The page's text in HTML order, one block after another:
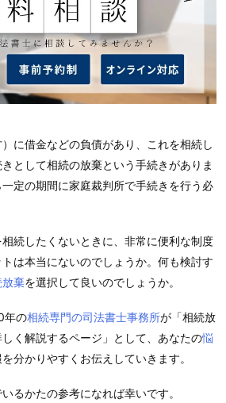
に借金などの負債があり、これを相続し
として相続の放棄という手続きがありま
定の期間に家庭裁判所で手続きを行う必
続したくないときに、非常に便利な制度
は本当にないのでしょうか。何も検討す
棄を選択して良いのでしょうか。
年の相続専門の司法書士事務所が「相続放
く解説するページ」として、あなたの悩
分かりやすくお伝えしていきます。
るかたの参考になれば幸いです。